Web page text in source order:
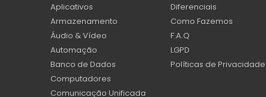
Aplicativos
Armazenamento
Áudio & Vídeo
Automação
Banco de Dados
Computadores
Comunicação Unificada
Diferenciais
Como Fazemos
F.A.Q
LGPD
Políticas de Privacidade